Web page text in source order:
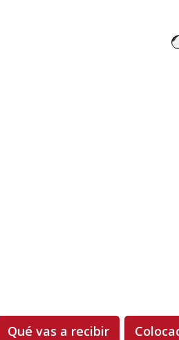
Qué vas a recibir